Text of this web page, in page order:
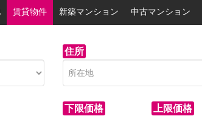
賃貸物件 新築マンション 中古マンション
住所
下限価格 上限価格